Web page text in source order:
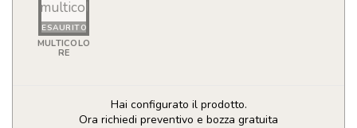
ESAURITO
MULTICOLO
RE
Hai configurato il prodotto.
Ora richiedi preventivo e bozza gratuita